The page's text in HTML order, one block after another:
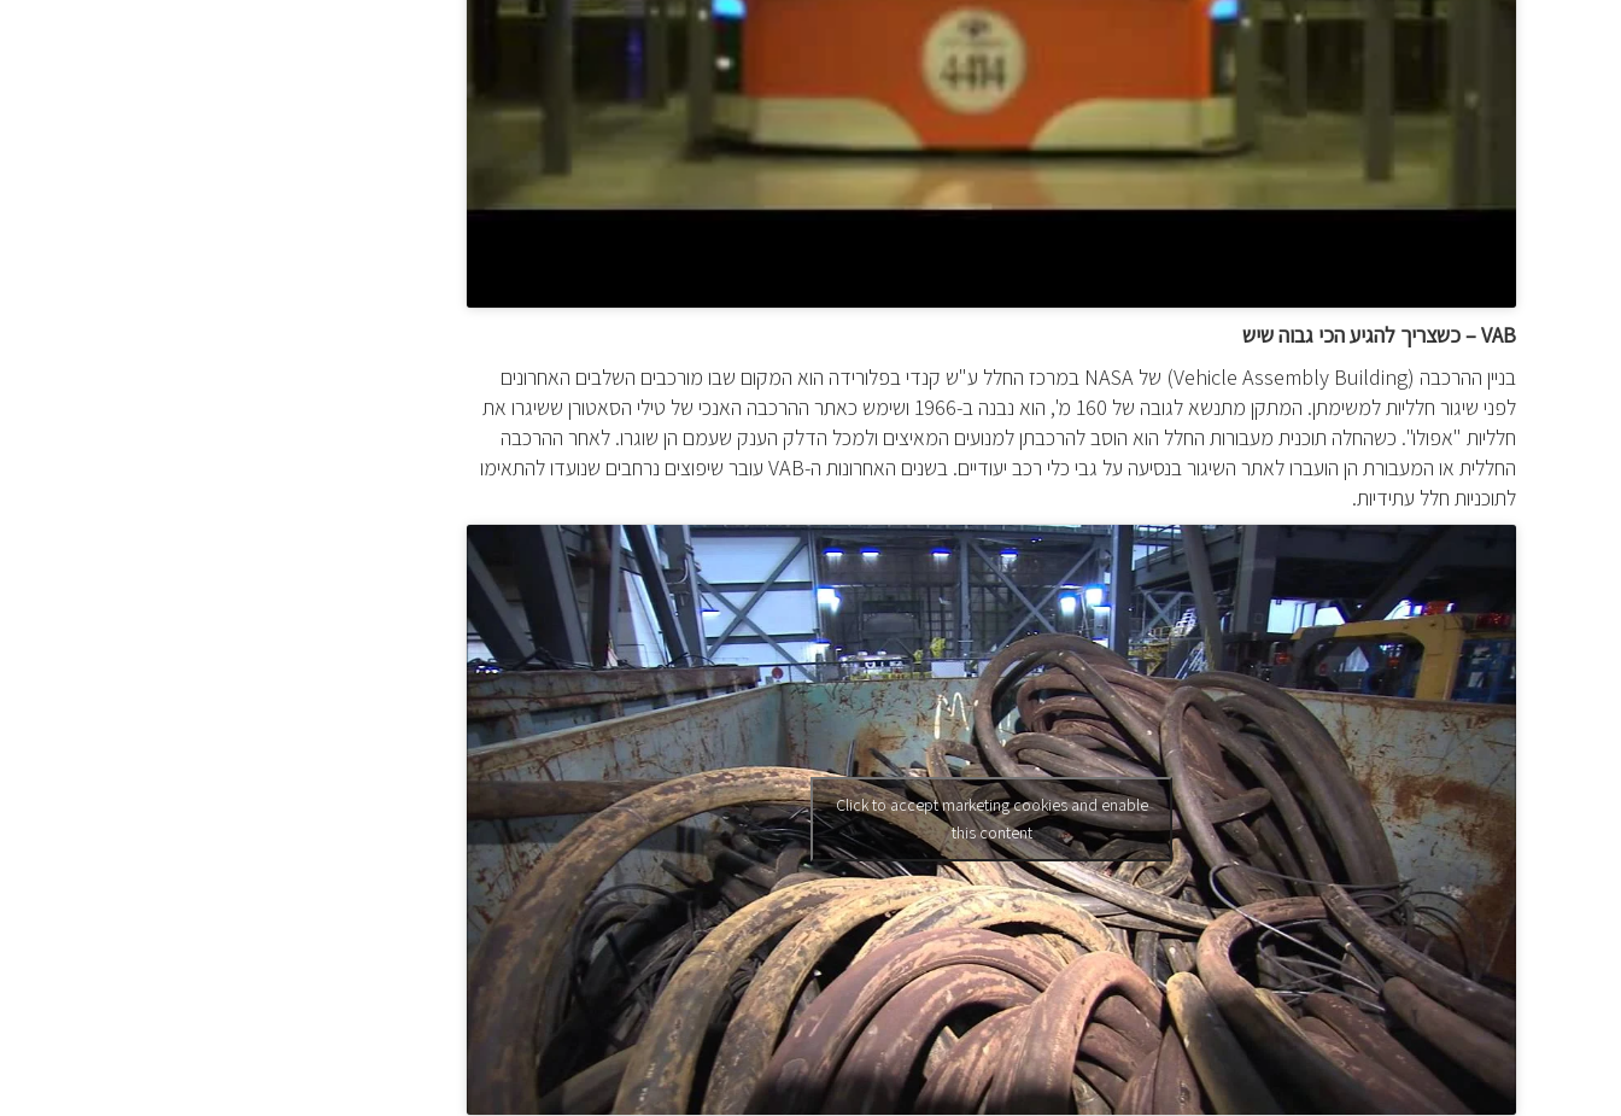
VAB– כשצריך להגיע הכי גבוה שיש
בניין ההרכבה (Vehicle Assembly Building) של NASA במרכז החלל ע"ש קנדי בפלורידה הוא המקום שבו מורכבים השלבים האחרונים
לפני שיגור חלליות למשימתן. המתקן מתנשא לגובה של 160 מ', הוא נבנה ב-1966 ושימש כאתר ההרכבה האנכי של טילי הסאטורן ששיגרו את
חלליות "אפולו". כשהחלה תוכנית מעבורות החלל הוא הוסב להרכבתן למנועים המאיצים ולמכל הדלק הענק שעמם הן שוגרו. לאחר ההרכבה
החללית או המעבורת הן הועברו לאתר השיגור בנסיעה על גבי כלי רכב יעודיים. בשנים האחרונות ה-VAB עובר שיפוצים נרחבים שנועדו להתאימו
לתוכניות חלל עתידיות.
Click to accept marketing cookies and enable
this content